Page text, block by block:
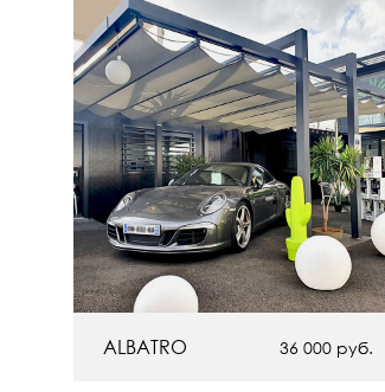
36 000 руб.
ALBATRO